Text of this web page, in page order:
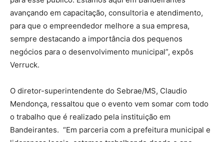
avançando em capacitação, consultoria e atendimento,
para que o empreendedor melhore a sua empresa,
sempre destacando a importância dos pequenos
negócios para o desenvolvimento municipal”, expôs
Verruck.
O diretor-superintendente do Sebrae/MS, Claudio
Mendonça, ressaltou que o evento vem somar com todo
o trabalho que é realizado pela instituição em
Bandeirantes. “Em parceria com a prefeitura municipal e